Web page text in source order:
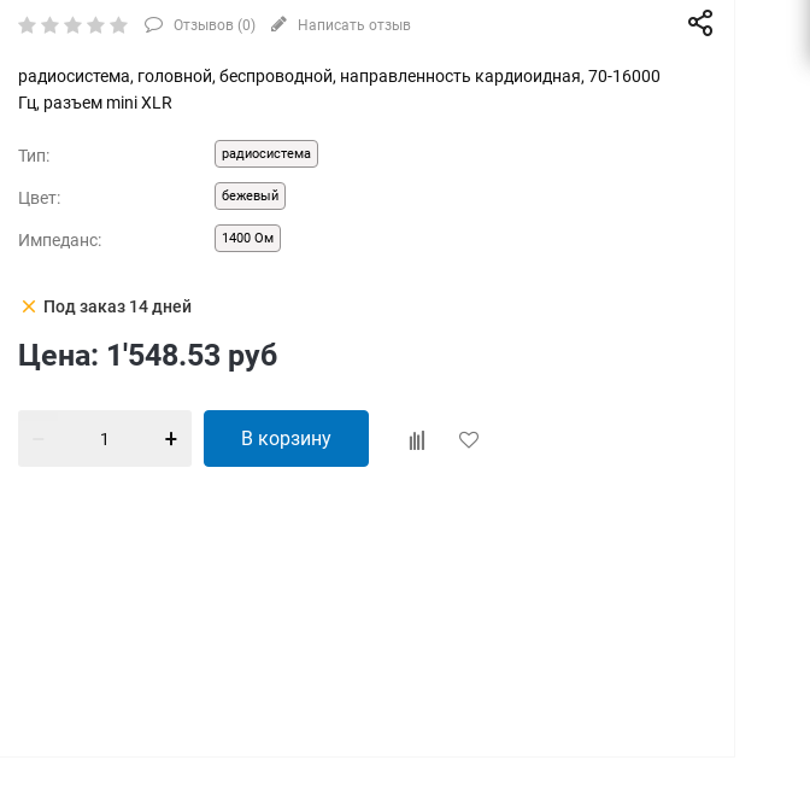
Отзывов (0) Написать отзыв
радиосистема, головной, беспроводной, направленность кардиоидная, 70-16000
Гц, разъем mini XLR
Тип: радиосистема
Цвет: бежевый
Импеданс: 1400 Ом
clear Под заказ 14 дней
Цена: 1'548.53 руб
В корзину